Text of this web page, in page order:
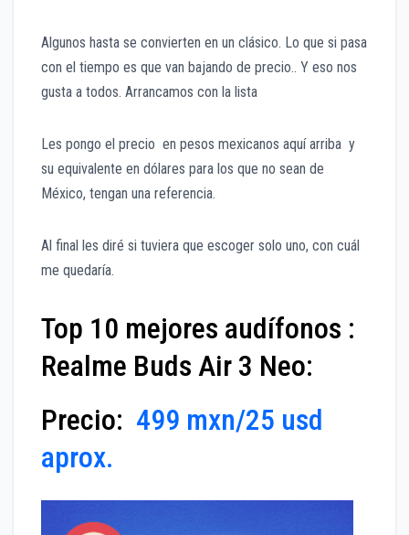
Algunos hasta se convierten en un clásico. Lo que si pasa
con el tiempo es que van bajando de precio.. Y eso nos
gusta a todos. Arrancamos con la lista
Les pongo el precio en pesos mexicanos aquí arriba y
su equivalente en dólares para los que no sean de
México, tengan una referencia.
Al final les diré si tuviera que escoger solo uno, con cuál
me quedaría.
Top 10 mejores audífonos :
Realme Buds Air 3 Neo:
Precio: 499 mxn/25 usd
aprox.